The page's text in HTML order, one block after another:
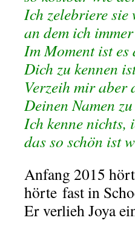
Ich zelebriere sie
an dem ich
Im Moment ist es
Dich zu kennen
Verzeih mir aber
Deinen Namen
Ich kenne nichts,
das so schön ist
Anfang 2015
hörte fast in
Er verlieh Joya